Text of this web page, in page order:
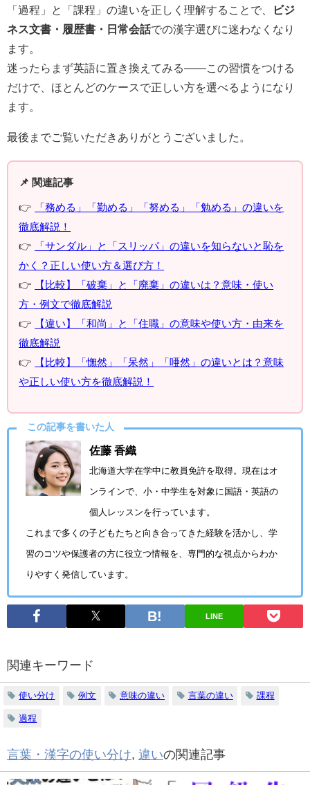
「過程」と「課程」の違いを正しく理解することで、
ビジ
ネス文書・履歴書・日常会話での漢字選びに迷わなくなり
ます。
迷ったらまず英語に置き換えてみる——この習慣をつける
だけで、ほとんどのケースで正しい方を選べるようになり
ます。
最後までご覧いただきありがとうございました。
📌 関連記事
👉
「務める」「勤める」「努める」「勉める」の違いを
徹底解説！
👉
「サンダル」と「スリッパ」の違いを知らないと恥を
かく？正しい使い方＆選び方！
👉
【比較】「破棄」と「廃棄」の違いは？意味・使い
方・例文で徹底解説
👉
【違い】「和尚」と「住職」の意味や使い方・由来を
徹底解説
👉
【比較】「憮然」「呆然」「唖然」の違いとは？意味
や正しい使い方を徹底解説！
この記事を書いた人
佐藤 香織
北海道大学在学中に教員免許を取得。現在はオ
ンラインで、小・中学生を対象に国語・英語の
個人レッスンを行っています。
これまで多くの子どもたちと向き合ってきた経験を活かし、学
習のコツや保護者の方に役立つ情報を、専門的な視点からわか
りやすく発信しています。
LINE
関連キーワード
使い分け 例文 意味の違い 言葉の違い 課程
過程
言葉・漢字の使い分け, 違いの関連記事